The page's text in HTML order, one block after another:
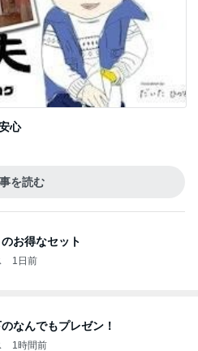
心
を読む
お得なセット
1日前
なんでもプレゼン！
1時間前